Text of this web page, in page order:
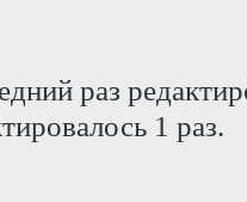
раз
1 раз.